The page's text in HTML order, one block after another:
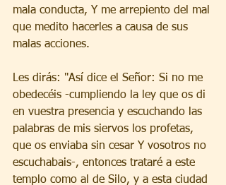
mala conducta, Y me arrepiento del mal
que medito hacerles a causa de sus
malas acciones.
Les dirás: "Así dice el Señor: Si no me
obedecéis -cumpliendo la ley que os di
en vuestra presencia y escuchando las
palabras de mis siervos los profetas,
que os enviaba sin cesar Y vosotros no
escuchabais-, entonces trataré a este
templo como al de Silo, y a esta ciudad